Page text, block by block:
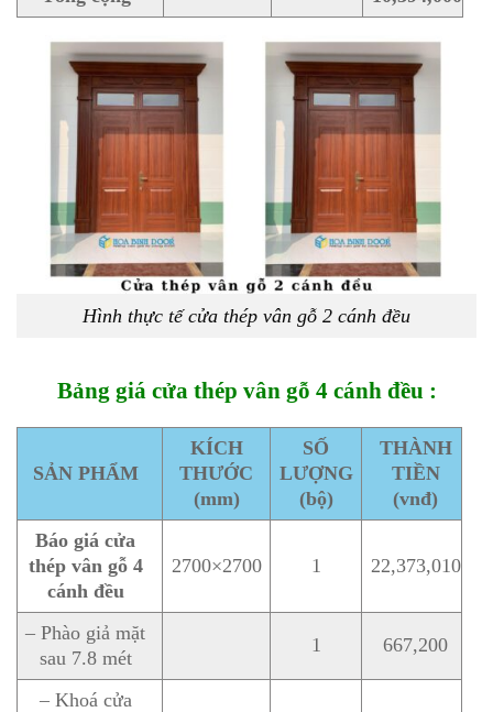
Hình thực tế cửa thép vân gỗ 2 cánh đều
Bảng giá cửa thép vân gỗ 4 cánh đều :
SẢN PHẨM
KÍCH
THƯỚC
(mm)
SỐ
LƯỢNG
(bộ)
THÀNH
TIỀN
(vnđ)
Báo giá cửa
thép vân gỗ 4
cánh đều
2700×2700 1 22,373,010
– Phào giả mặt
sau 7.8 mét
1 667,200
– Khoá cửa